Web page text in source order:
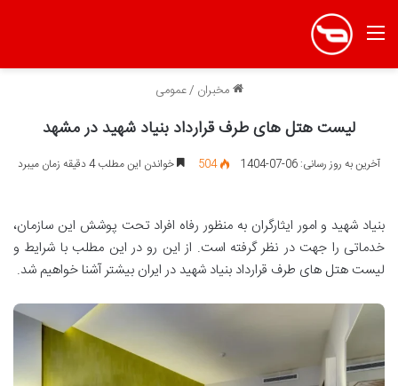
منو
مخبران /عمومی
لیست هتل های طرف قرارداد بنیاد شهید در مشهد
آخرین به روز رسانی: 06-07-1404 504 خواندن این مطلب 4 دقیقه زمان میبرد
بنیاد شهید و امور ایثارگران به منظور رفاه افراد تحت پوشش این سازمان،
خدماتی را جهت در نظر گرفته است. از این رو در این مطلب با شرایط و
لیست هتل های طرف قرارداد بنیاد شهید در ایران بیشتر آشنا خواهیم شد.